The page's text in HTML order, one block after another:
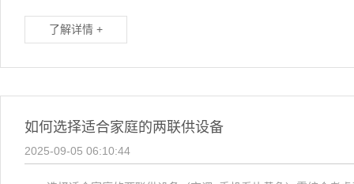
了解详情 +
如何选择适合家庭的两联供设备
2025-09-05 06:10:44